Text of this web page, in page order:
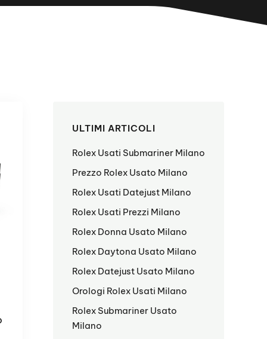
ULTIMI ARTICOLI
Rolex Usati Submariner Milano
Prezzo Rolex Usato Milano
Rolex Usati Datejust Milano
Rolex Usati Prezzi Milano
Rolex Donna Usato Milano
Rolex Daytona Usato Milano
Rolex Datejust Usato Milano
Orologi Rolex Usati Milano
Rolex Submariner Usato
Milano